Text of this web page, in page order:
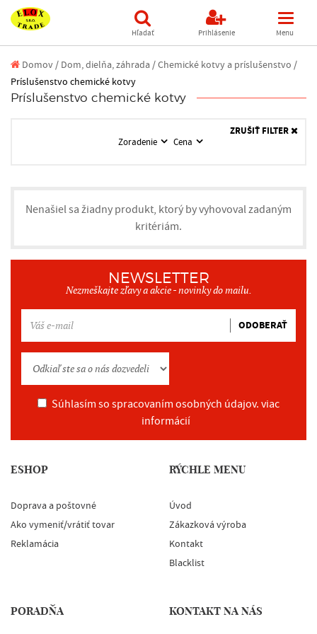
Hľadať Prihlásenie Menu
Domov/ Dom, dielňa, záhrada /Chemické kotvy a príslušenstvo /
Príslušenstvo chemické kotvy
Príslušenstvo chemické kotvy
Zoradenie Cena
ZRUŠIŤ FILTER
Nenašiel sa žiadny produkt, ktorý by vyhovoval zadaným
kritériám.
NEWSLETTER
Nezmeškajte zľavy a akcie - novinky do mailu.
ODOBERAŤ
Súhlasím so spracovaním osobných údajov. viac
informácií
ESHOP
Doprava a poštovné
Ako vymeniť/vrátiť tovar
Reklamácia
RÝCHLE MENU
Úvod
Zákazková výroba
Kontakt
Blacklist
PORADŇA KONTAKT NA NÁS